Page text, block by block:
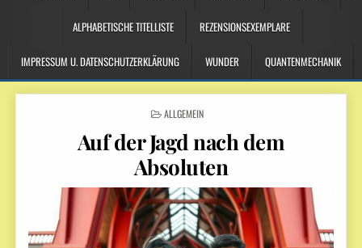
ALPHABETISCHE TITELLISTE REZENSIONSEXEMPLARE
IMPRESSUM U. DATENSCHUTZERKLÄRUNG WUNDER QUANTENMECHANIK
POSTED
ALLGEMEIN
Auf der Jagd nach dem
Absoluten